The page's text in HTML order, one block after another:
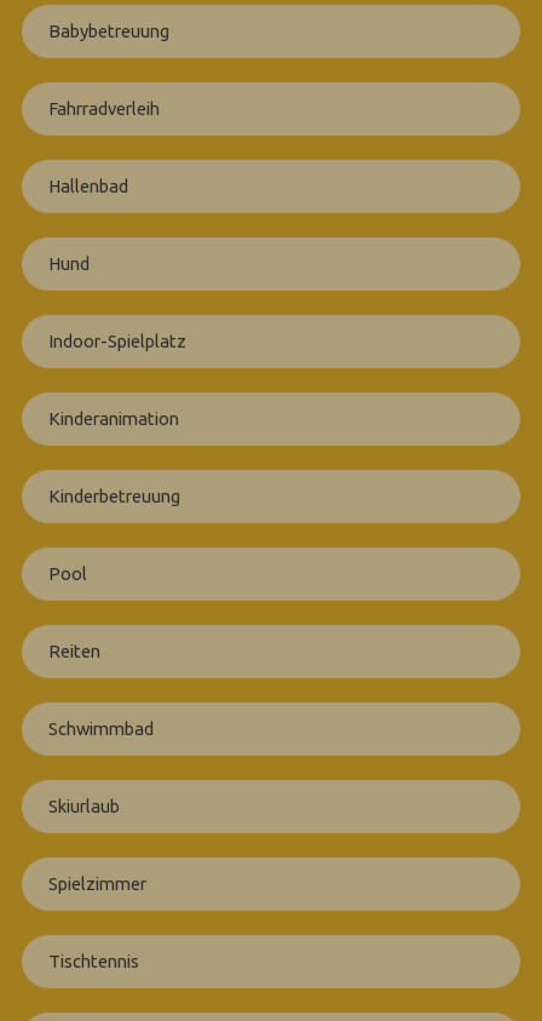
Babybetreuung
Fahrradverleih
Hallenbad
Hund
Indoor-Spielplatz
Kinderanimation
Kinderbetreuung
Pool
Reiten
Schwimmbad
Skiurlaub
Spielzimmer
Tischtennis